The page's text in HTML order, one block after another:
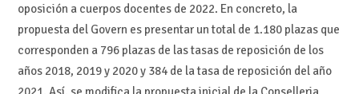
oposición a cuerpos docentes de 2022. En concreto, la
propuesta del Govern es presentar un total de 1.180 plazas que
corresponden a 796 plazas de las tasas de reposición de los
años 2018, 2019 y 2020 y 384 de la tasa de reposición del año